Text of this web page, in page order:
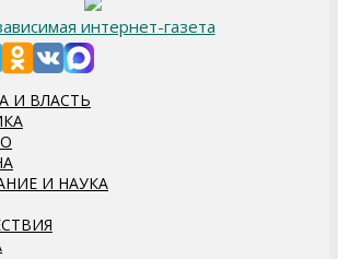
интернет-газета
И ВЛАСТЬ
И НАУКА